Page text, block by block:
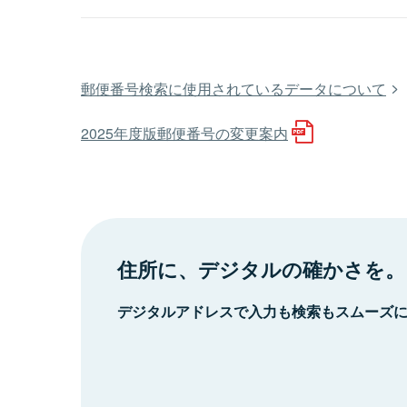
郵便番号検索に使用されているデータについて
2025年度版郵便番号の変更案内
住所に、デジタルの確かさを。
デジタルアドレスで入力も検索もスムーズ